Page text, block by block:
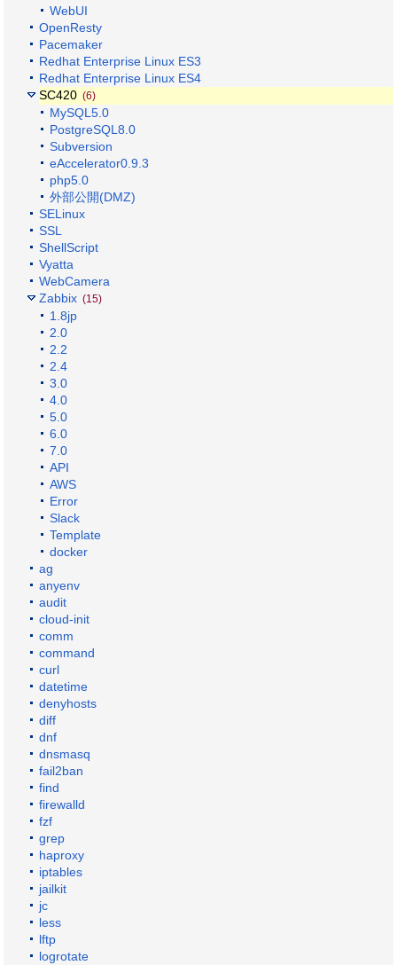
WebUI
OpenResty
Pacemaker
Redhat Enterprise Linux ES3
Redhat Enterprise Linux ES4
SC420 (6)
MySQL5.0
PostgreSQL8.0
Subversion
eAccelerator0.9.3
php5.0
外部公開(DMZ)
SELinux
SSL
ShellScript
Vyatta
WebCamera
Zabbix (15)
1.8jp
2.0
2.2
2.4
3.0
4.0
5.0
6.0
7.0
API
AWS
Error
Slack
Template
docker
ag
anyenv
audit
cloud-init
comm
command
curl
datetime
denyhosts
diff
dnf
dnsmasq
fail2ban
find
firewalld
fzf
grep
haproxy
iptables
jailkit
jc
less
lftp
logrotate